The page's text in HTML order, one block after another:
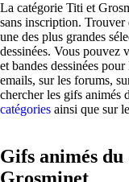
La catégorie Titi et
sans inscription.
une des plus grandes
dessinées. Vous pouvez
et bandes dessinées
emails, sur les forums,
chercher les gifs animés
catégories ainsi que sur le
Gifs animés